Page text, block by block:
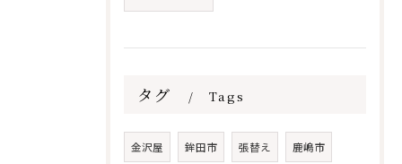
タグ Tags
金沢屋 鉾田市 張替え 鹿嶋市